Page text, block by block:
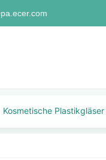
Kosmetische Plastikgläser